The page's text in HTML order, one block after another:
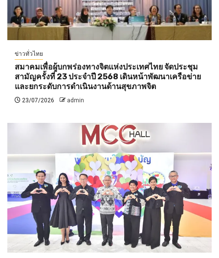
ข่าวทั่วไทย
สมาคมเพื่อผู้บกพร่องทางจิตแห่งประเทศไทย จัดประชุม
สามัญครั้งที่ 23 ประจำปี 2568 เดินหน้าพัฒนาเครือข่าย
และยกระดับการดำเนินงานด้านสุขภาพจิต
23/07/2026 admin